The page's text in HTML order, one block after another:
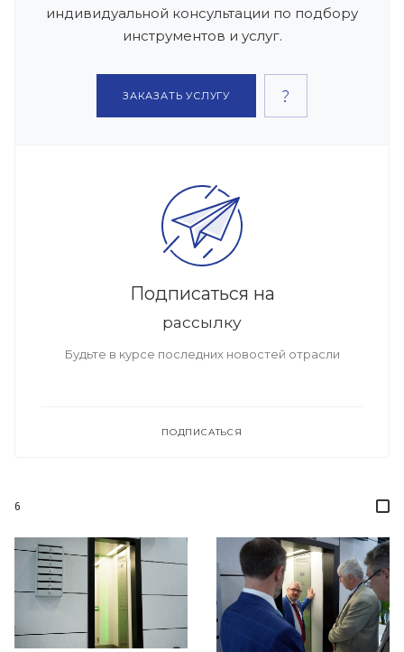
индивидуальной консультации по подбору
инструментов и услуг.
ЗАКАЗАТЬ УСЛУГУ
Подписаться на
рассылку
Будьте в курсе последних новостей отрасли
ПОДПИСАТЬСЯ
6